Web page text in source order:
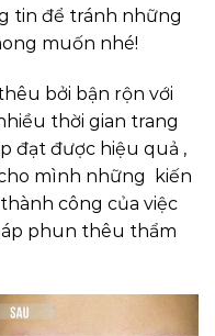
tin để tránh những
muốn nhé!
bởi bận rộn với
thời gian trang
đạt được hiệu quả ,
mình những kiến
công của việc
phun thêu thẩm